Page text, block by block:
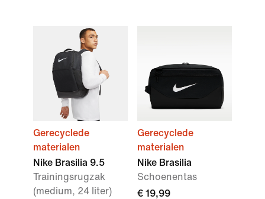
Gerecyclede
materialen
Nike Brasilia 9.5
Trainingsrugzak
(medium, 24 liter)
Gerecyclede
materialen
Nike Brasilia
Schoenentas
€ 19,99